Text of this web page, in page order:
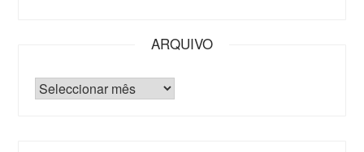
ARQUIVO